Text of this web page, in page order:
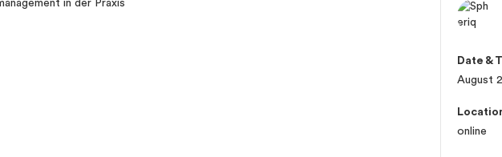
Date &
August
online